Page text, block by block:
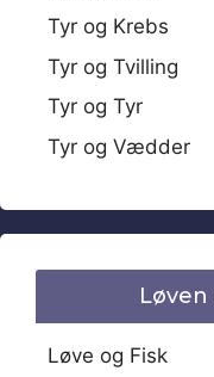
Tyr og Krebs
Tyr og Tvilling
Tyr og Tyr
Tyr og Vædder
Løve og Fisk